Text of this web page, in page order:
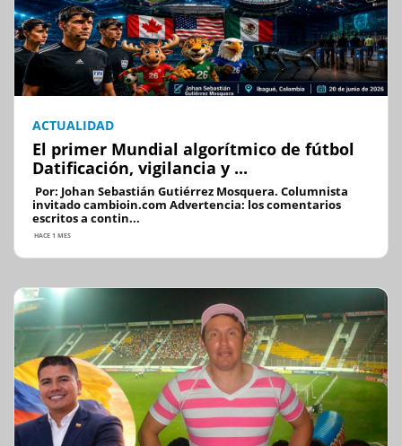
ACTUALIDAD
El primer Mundial algorítmico de fútbol
Datificación, vigilancia y ...
Por: Johan Sebastián Gutiérrez Mosquera. Columnista
invitado cambioin.com Advertencia: los comentarios
escritos a contin...
HACE 1 MES